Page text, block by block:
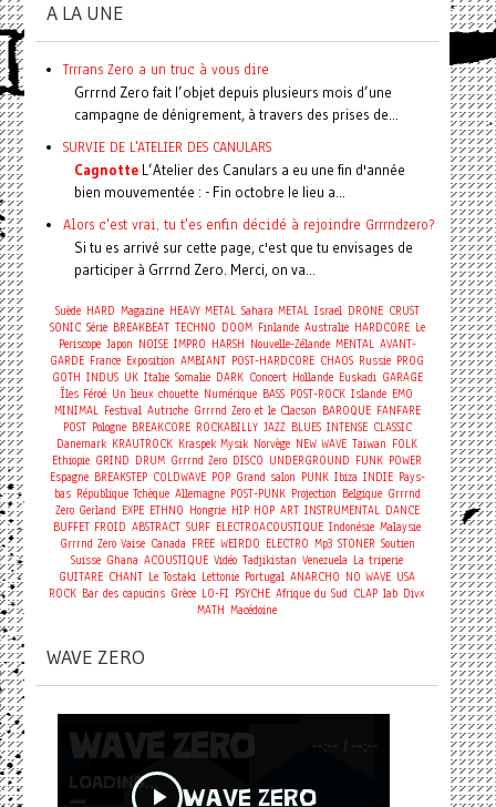
A LA UNE
Trrrans Zero a un truc à vous dire
Grrrnd Zero fait l’objet depuis plusieurs mois d’une
campagne de dénigrement, à travers des prises de...
SURVIE DE L'ATELIER DES CANULARS
CagnotteL’Atelier des Canulars a eu une fin d'année
bien mouvementée : - Fin octobre le lieu a...
Alors c'est vrai, tu t'es enfin décidé à rejoindre Grrrndzero?
Si tu es arrivé sur cette page, c'est que tu envisages de
participer à Grrrnd Zero. Merci, on va...
Suède HARD Magazine HEAVY METAL Sahara METAL Israel DRONE CRUST
SONIC Série BREAKBEAT TECHNO DOOM Finlande Australie HARDCORE Le
Periscope Japon NOISE IMPRO HARSH Nouvelle-Zélande MENTAL AVANT-
GARDE France Exposition AMBIANT POST-HARDCORE CHAOS Russie PROG
GOTH INDUS UK Italie Somalie DARK Concert Hollande Euskadi GARAGE
Îles Féroé Un lieux chouette Numérique BASS POST-ROCK Islande EMO
MINIMAL Festival Autriche Grrrnd Zero et le Clacson BAROQUE FANFARE
POST Pologne BREAKCORE ROCKABILLY JAZZ BLUES INTENSE CLASSIC
Danemark KRAUTROCK Kraspek Mysik Norvège NEW WAVE Taiwan FOLK
Ethiopie GRIND DRUM Grrrnd Zero DISCO UNDERGROUND FUNK POWER
Espagne BREAKSTEP COLDWAVE POP Grand salon PUNK Ibiza INDIE Pays-
bas République Tchèque Allemagne POST-PUNK Projection Belgique Grrrnd
Zero Gerland EXPE ETHNO Hongrie HIP HOP ART INSTRUMENTAL DANCE
BUFFET FROID ABSTRACT SURF ELECTROACOUSTIQUE Indonésie Malaysie
Grrrnd Zero Vaise Canada FREE WEIRDO ELECTRO Mp3 STONER Soutien
Suisse Ghana ACOUSTIQUE Vidéo Tadjikistan Venezuela La triperie
GUITARE CHANT Le Tostaki Lettonie Portugal ANARCHO NO WAVE USA
ROCK Bar des capucins Grèce LO-FI PSYCHE Afrique du Sud CLAP lab Divx
MATH Macédoine
WAVE ZERO